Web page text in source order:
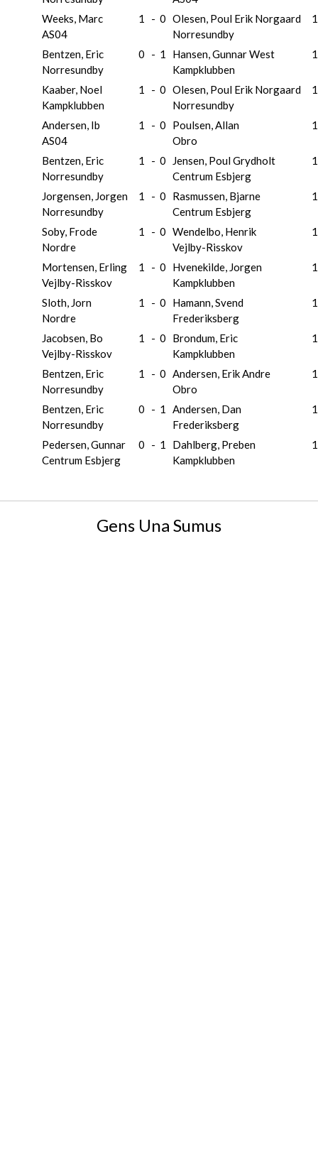
Weeks, Marc
AS04
1 - 0 Olesen, Poul Erik Norgaard
Norresundby
Bentzen, Eric
Norresundby
0 - 1
Hansen, Gunnar West
Kampklubben
Kaaber, Noel
Kampklubben
1 - 0 Olesen, Poul Erik Norgaard
Norresundby
Andersen, Ib
AS04
1 - 0
Poulsen, Allan
Obro
Bentzen, Eric
Norresundby
1 - 0
Jensen, Poul Grydholt
Centrum Esbjerg
Jorgensen, Jorgen
Norresundby
1 - 0
Rasmussen, Bjarne
Centrum Esbjerg
Soby, Frode
Nordre
1 - 0 Wendelbo, Henrik
Vejlby-Risskov
Mortensen, Erling
Vejlby-Risskov
1 - 0
Hvenekilde, Jorgen
Kampklubben
Sloth, Jorn
Nordre
1 - 0
Hamann, Svend
Frederiksberg
Jacobsen, Bo
Vejlby-Risskov
1 - 0
Brondum, Eric
Kampklubben
Bentzen, Eric
Norresundby
1 - 0 Andersen, Erik Andre
Obro
Bentzen, Eric
Norresundby
0 - 1
Andersen, Dan
Frederiksberg
Pedersen, Gunnar
Centrum Esbjerg
0 - 1
Dahlberg, Preben
Kampklubben
Gens Una Sumus